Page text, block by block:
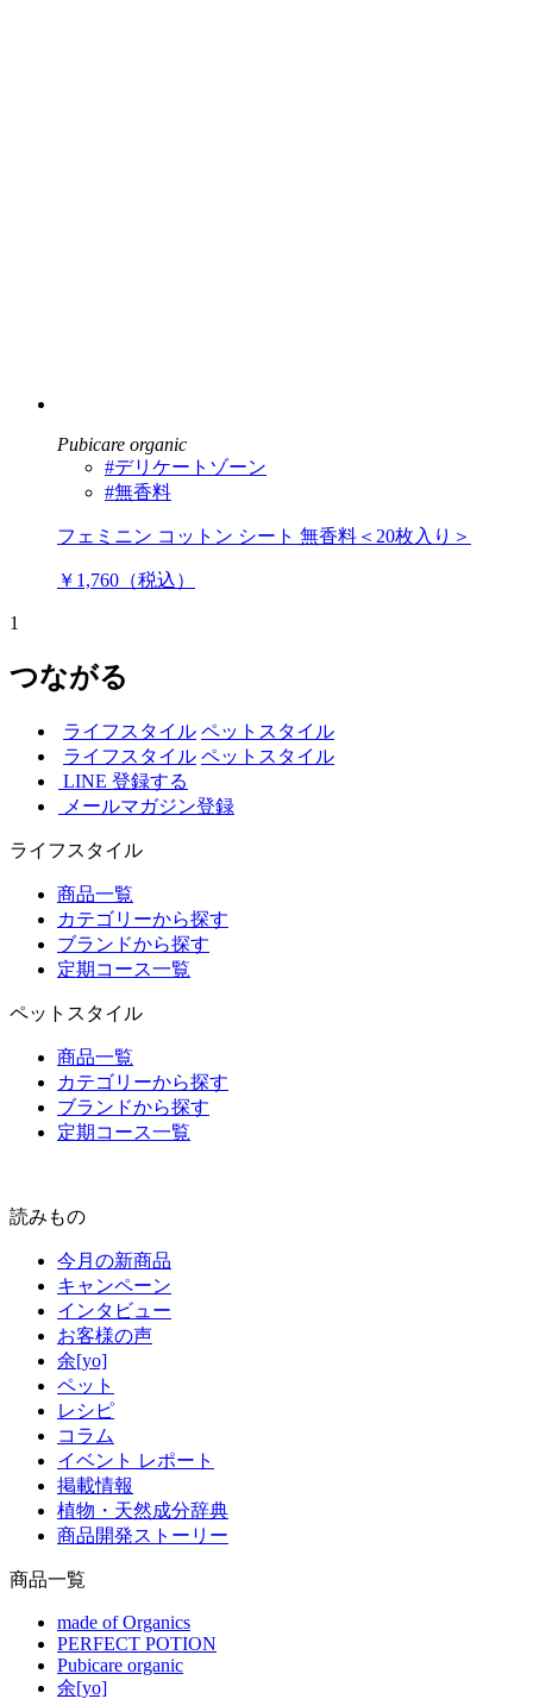
Pubicare organic
#デリケートゾーン
#無香料
フェミニン コットン シート 無香料＜20枚入り＞
￥1,760（税込）
1
つながる
ライフスタイル ペットスタイル
ライフスタイル ペットスタイル
LINE 登録する
メールマガジン登録
ライフスタイル
商品一覧
カテゴリーから探す
ブランドから探す
定期コース一覧
ペットスタイル
商品一覧
カテゴリーから探す
ブランドから探す
定期コース一覧
読みもの
今月の新商品
キャンペーン
インタビュー
お客様の声
余[yo]
ペット
レシピ
コラム
イベント レポート
掲載情報
植物・天然成分辞典
商品開発ストーリー
商品一覧
made of Organics
PERFECT POTION
Pubicare organic
余[yo]